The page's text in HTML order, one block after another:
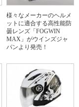
様々なメーカーのヘルメ
ットに適合する高性能防
曇レンズ「FOGWIN
MAX」がウインズジャ
パンより発売！